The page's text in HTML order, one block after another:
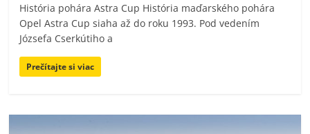
História pohára Astra Cup História maďarského pohára
Opel Astra Cup siaha až do roku 1993. Pod vedením
Józsefa Cserkútiho a
Prečítajte si viac